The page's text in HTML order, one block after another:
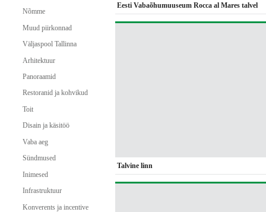
Nõmme
Muud piirkonnad
Väljaspool Tallinna
Arhitektuur
Panoraamid
Restoranid ja kohvikud
Toit
Disain ja käsitöö
Vaba aeg
Sündmused
Inimesed
Infrastruktuur
Konverents ja incentive
Eesti Vabaõhumuuseum Rocca al Mares talvel
Talvine linn